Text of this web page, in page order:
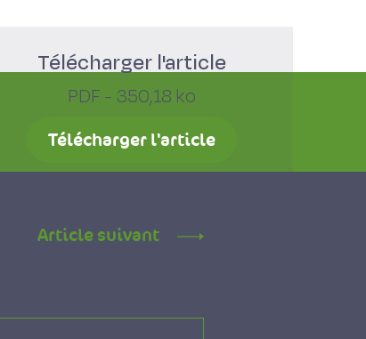
Télécharger l'article
PDF - 350,18 ko
Télécharger l'article
Article suivant